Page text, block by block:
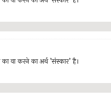
वा करने का अर्थ ’संस्कार’ है।